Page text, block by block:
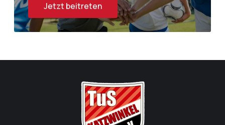
Jetzt beitreten